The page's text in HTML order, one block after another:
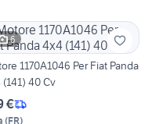
6
1170A1046 Per Fiat Panda
40 Cv
€
(FR)